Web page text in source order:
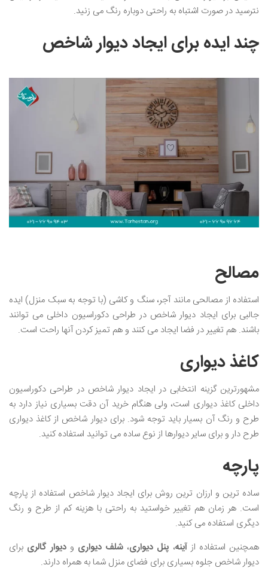
نترسید در صورت اشتباه به راحتی دوباره رنگ می زنید.
چند ایده برای ایجاد دیوار شاخص
مصالح
استفاده از مصالحی مانند آجر، سنگ و کاشی (با توجه به سبک منزل) ایده
جالبی برای ایجاد دیوار شاخص در طراحی دکوراسیون داخلی می توانند
باشند. هم تغییر در فضا ایجاد می کنند و هم تمیز کردن آنها راحت است.
کاغذ دیواری
مشهورترین گزینه انتخابی در ایجاد دیوار شاخص در طراحی دکوراسیون
داخلی کاغذ دیواری است، ولی هنگام خرید آن دقت بسیاری نیاز دارد به
طرح و رنگ آن بسیار باید توجه شود. برای دیوار شاخص از کاغذ دیواری
طرح دار و برای سایر دیوارها از نوع ساده می توانید استفاده کنید.
پارچه
ساده ترین و ارزان ترین روش برای ایجاد دیوار شاخص استفاده از پارچه
است. هر زمان هم تغییر خواستید به راحتی با هزینه کم از طرح و رنگ
دیگری استفاده می کنید.
همچنین استفاده از آینه، پنل دیواری، شلف دیواری و دیوار گالری برای
دیوار شاخص جلوه بسیاری برای فضای منزل شما به همراه دارند.